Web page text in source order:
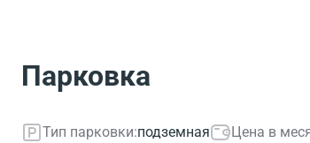
Парковка
Тип парковки:подземная Цена в